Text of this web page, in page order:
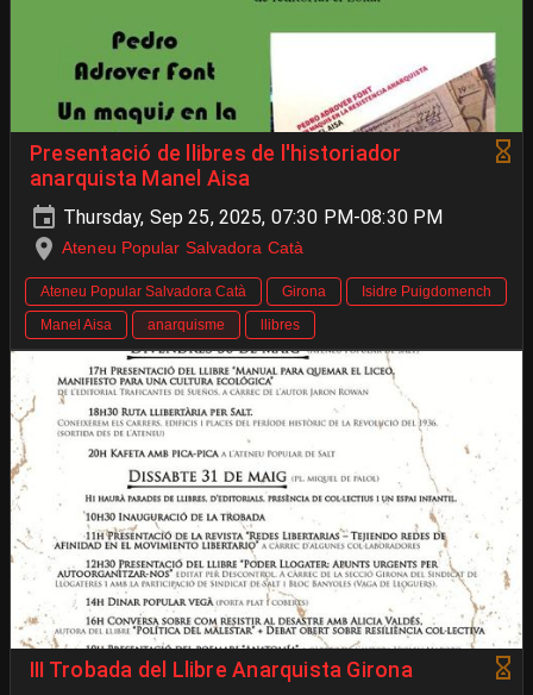
Presentació de llibres de l'historiador
anarquista Manel Aisa
Thursday, Sep 25, 2025, 07:30 PM-08:30 PM
Ateneu Popular Salvadora Catà
Ateneu Popular Salvadora Catà Girona
Isidre Puigdomench
Manel Aisa
anarquisme llibres
III Trobada del Llibre Anarquista Girona